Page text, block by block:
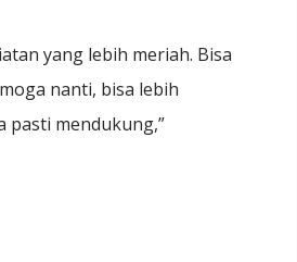
yang lebih meriah. Bisa
nanti, bisa lebih
pasti mendukung,”